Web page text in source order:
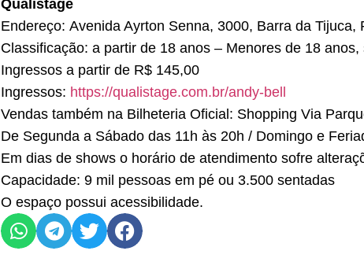
Qualistage
Endereço: Avenida Ayrton Senna, 3000, Barra da Tijuca,
Classificação: a partir de 18 anos – Menores de 18
Ingressos a partir de R$ 145,00
Ingressos: https://qualistage.com.br/andy-bell
Vendas também na Bilheteria Oficial: Shopping Via
De Segunda a Sábado das 11h às 20h / Domingo e
Em dias de shows o horário de atendimento sofre
Capacidade: 9 mil pessoas em pé ou 3.500 sentadas
O espaço possui acessibilidade.